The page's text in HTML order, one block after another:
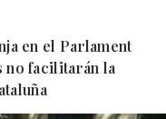
en el Parlament
no facilitarán la